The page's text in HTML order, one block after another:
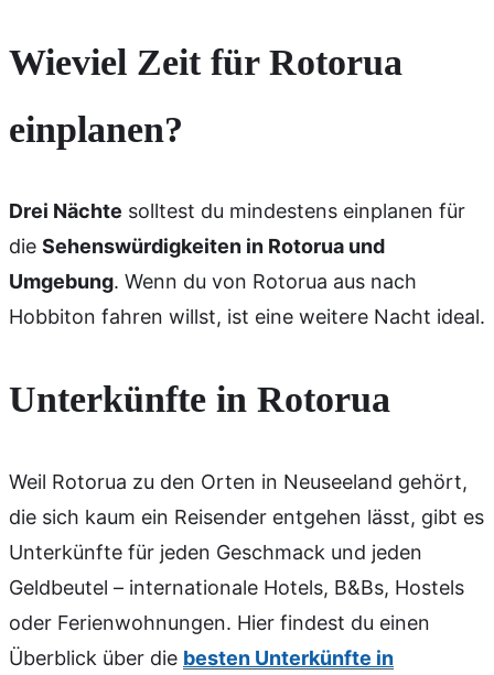
Wieviel Zeit für Rotorua
einplanen?
Drei Nächte solltest du mindestens einplanen für
die Sehenswürdigkeiten in Rotorua und
Umgebung. Wenn du von Rotorua aus nach
Hobbiton fahren willst, ist eine weitere Nacht ideal.
Unterkünfte in Rotorua
Weil Rotorua zu den Orten in Neuseeland gehört,
die sich kaum ein Reisender entgehen lässt, gibt es
Unterkünfte für jeden Geschmack und jeden
Geldbeutel – internationale Hotels, B&Bs, Hostels
oder Ferienwohnungen. Hier findest du einen
Überblick über die besten Unterkünfte in